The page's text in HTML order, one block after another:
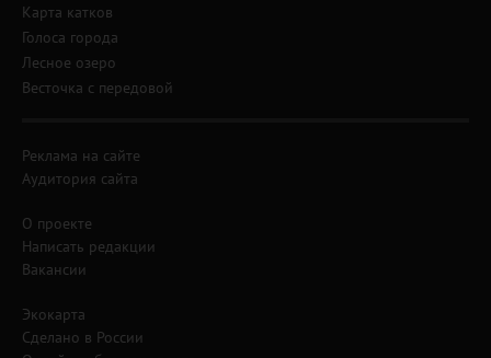
Карта катков
Голоса города
Лесное озеро
Весточка с передовой
Реклама на сайте
Аудитория сайта
О проекте
Написать редакции
Вакансии
Экокарта
Сделано в России